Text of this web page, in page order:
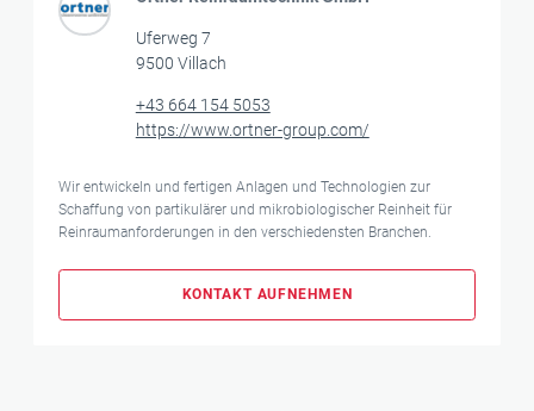
Uferweg 7
9500 Villach
+43 664 154 5053
https://www.ortner-group.com/
Wir entwickeln und fertigen Anlagen und Technologien zur
Schaffung von partikulärer und mikrobiologischer Reinheit für
Reinraumanforderungen in den verschiedensten Branchen.
KONTAKT AUFNEHMEN